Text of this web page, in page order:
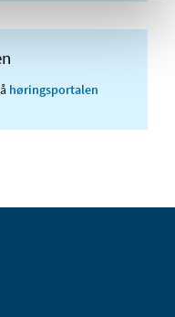
høringsportalen